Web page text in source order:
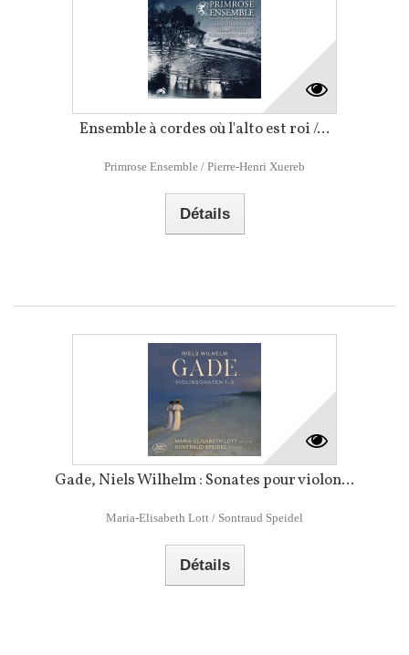
Ensemble à cordes où l'alto est roi /...
Primrose Ensemble / Pierre-Henri Xuereb
Détails
Gade, Niels Wilhelm : Sonates pour violon...
Maria-Elisabeth Lott / Sontraud Speidel
Détails